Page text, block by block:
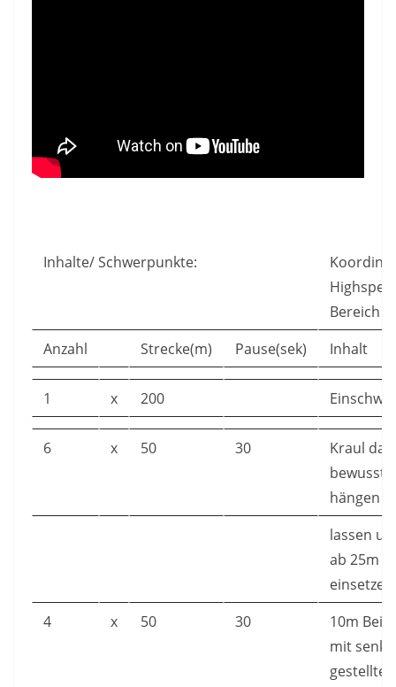
Inhalte/ Schwerpunkte:
Bereich
Anzahl
Strecke(m) Pause(sek) Inhalt
1 x 200
6 x 50 30
Kraul
bewusst
hängen
lassen
ab 25m
einsetzen!
4
x 50 30
10m
mit